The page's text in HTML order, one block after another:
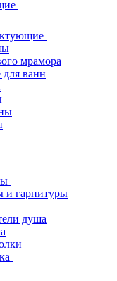
мрамора
ванн
и гарнитуры
душа